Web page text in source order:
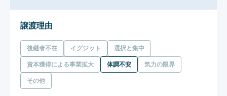
譲渡理由
後継者不在 イグジット 選択と集中
資本獲得による事業拡大 体調不安 気力の限界
その他